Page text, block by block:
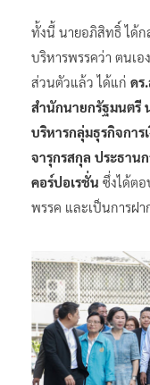
ทั้งนี้ นายอภิสิทธิ์ ได้ก
บริหารพรรคว่า ตนเ
ส่วนตัวแล้ว ได้แก่ ดร
สำนักนายกรัฐมนตรี
บริหารกลุ่มธุรกิจการ
จารุกรสกุล ประธาน
คอร์ปอเรชั่น ซึ่งได้ตอ
พรรค และเป็นการฝ